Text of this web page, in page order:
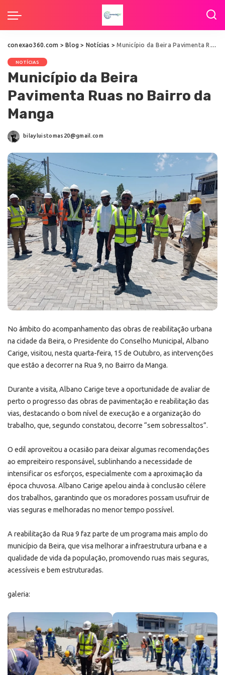
conexao360.com >Blog > Notícias >Município da Beira Pavimenta Ruas no Bairro da Manga
NOTÍCIAS
Município da Beira
Pavimenta Ruas no Bairro da
Manga
bilayluistomas20@gmail.com
No âmbito do acompanhamento das obras de reabilitação urbana
na cidade da Beira, o Presidente do Conselho Municipal, Albano
Carige, visitou, nesta quarta-feira, 15 de Outubro, as intervenções
que estão a decorrer na Rua 9, no Bairro da Manga.
Durante a visita, Albano Carige teve a oportunidade de avaliar de
perto o progresso das obras de pavimentação e reabilitação das
vias, destacando o bom nível de execução e a organização do
trabalho, que, segundo constatou, decorre “sem sobressaltos”.
O edil aproveitou a ocasião para deixar algumas recomendações
ao empreiteiro responsável, sublinhando a necessidade de
intensificar os esforços, especialmente com a aproximação da
época chuvosa. Albano Carige apelou ainda à conclusão célere
dos trabalhos, garantindo que os moradores possam usufruir de
vias seguras e melhoradas no menor tempo possível.
A reabilitação da Rua 9 faz parte de um programa mais amplo do
município da Beira, que visa melhorar a infraestrutura urbana e a
qualidade de vida da população, promovendo ruas mais seguras,
acessíveis e bem estruturadas.
galeria: